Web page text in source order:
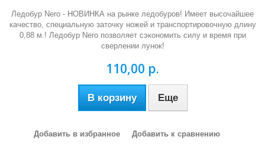
Ледобур Nero - НОВИНКА на рынке ледобуров! Имеет высочайшее
качество, специальную заточку ножей и транспортировочную длину
0,88 м.! Ледобур Nero позволяет сэкономить силу и время при
сверлении лунок!
110,00 р.
В корзину Еще
Добавить в избранное Добавить к сравнению